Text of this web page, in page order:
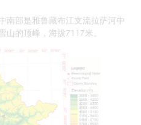
南部是雅鲁藏布江支流拉萨河中
山的顶峰，海拔7117米。